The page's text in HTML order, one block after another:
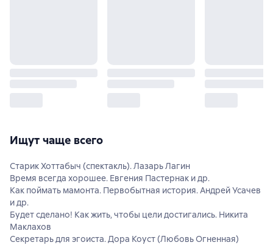
Ищут чаще всего
Старик Хоттабыч (спектакль). Лазарь Лагин
Время всегда хорошее. Евгения Пастернак и др.
Как поймать мамонта. Первобытная история. Андрей Усачев
и др.
Будет сделано! Как жить, чтобы цели достигались. Никита
Маклахов
Секретарь для эгоиста. Дора Коуст (Любовь Огненная)